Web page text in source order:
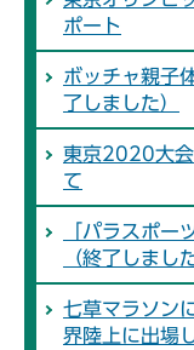
ポート
ボッチャ親子
了しました）
東京2020大会
て
「パラスポー
（終了しまし
七草マラソン
界陸上に出場